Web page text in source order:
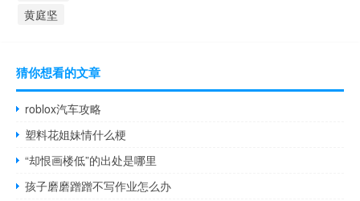
黄庭坚
猜你想看的文章
roblox汽车攻略
塑料花姐妹情什么梗
“却恨画楼低”的出处是哪里
孩子磨磨蹭蹭不写作业怎么办